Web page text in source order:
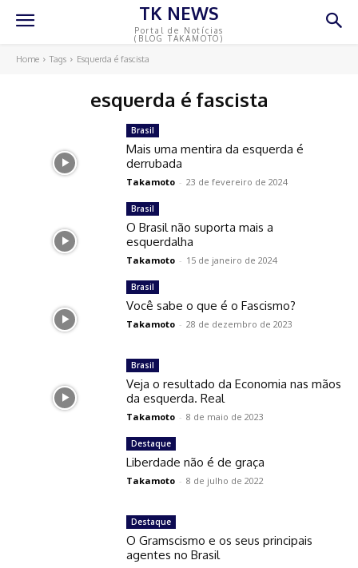
TK NEWS
Portal de Notícias
(BLOG TAKAMOTO)
Home Tags Esquerda é fascista
esquerda é fascista
Brasil
Mais uma mentira da esquerda é
derrubada
Takamoto - 23 de fevereiro de 2024
Brasil
O Brasil não suporta mais a
esquerdalha
Takamoto - 15 de janeiro de 2024
Brasil
Você sabe o que é o Fascismo?
Takamoto - 28 de dezembro de 2023
Brasil
Veja o resultado da Economia nas mãos
da esquerda. Real
Takamoto - 8 de maio de 2023
Destaque
Liberdade não é de graça
Takamoto - 8 de julho de 2022
Destaque
O Gramscismo e os seus principais
agentes no Brasil